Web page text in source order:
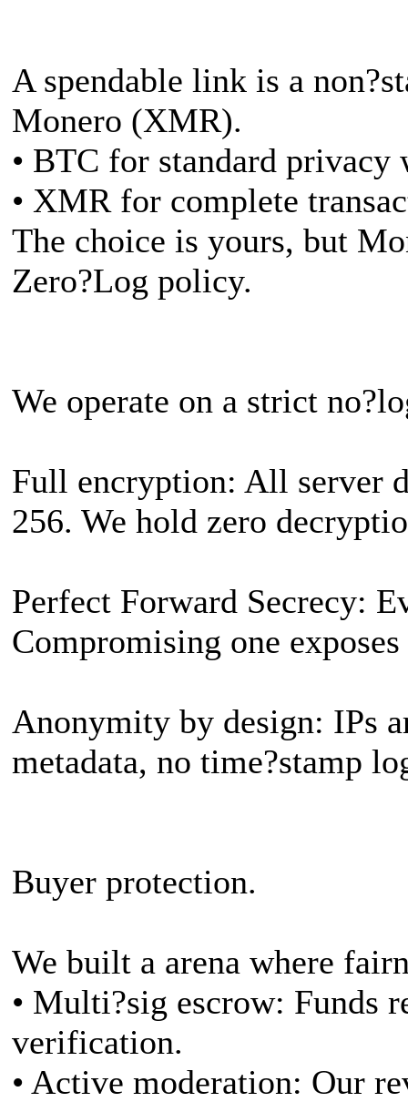
A spendable link is a
Monero (XMR).
• BTC for standard
• XMR for complete
The choice is yours, but
Zero?Log policy.
We operate on a strict
Full encryption: All server
256. We hold zero
Perfect Forward Secrecy:
Compromising one
Anonymity by design: IPs
metadata, no time?stamp
Buyer protection.
We built a arena where
• Multi?sig escrow: Funds
verification.
• Active moderation: Our